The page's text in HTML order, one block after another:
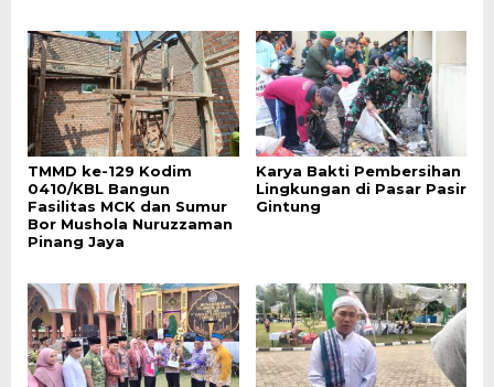
TMMD ke-129 Kodim
0410/KBL Bangun
Fasilitas MCK dan Sumur
Bor Mushola Nuruzzaman
Pinang Jaya
Karya Bakti Pembersihan
Lingkungan di Pasar Pasir
Gintung